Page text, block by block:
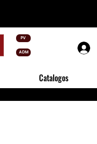
PV
ADM
Catalogos